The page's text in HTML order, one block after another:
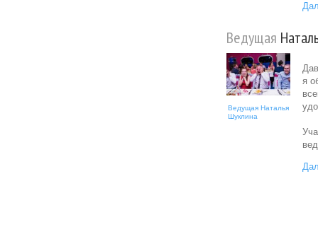
Ведущая
Ведущая Наталья
Шуклина
я